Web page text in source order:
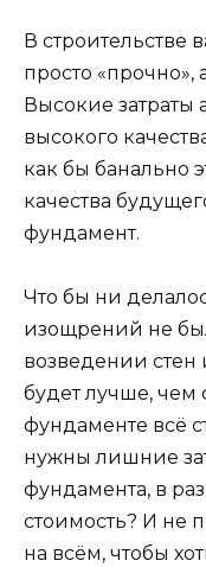
В строительстве
просто «прочно»,
Высокие затраты
высокого
как бы банально
качества
фундамент.
Что бы ни
изощрений не
возведении стен
будет лучше, чем
фундаменте всё
нужны лишние
фундамента, в
стоимость? И не
на всём, чтобы